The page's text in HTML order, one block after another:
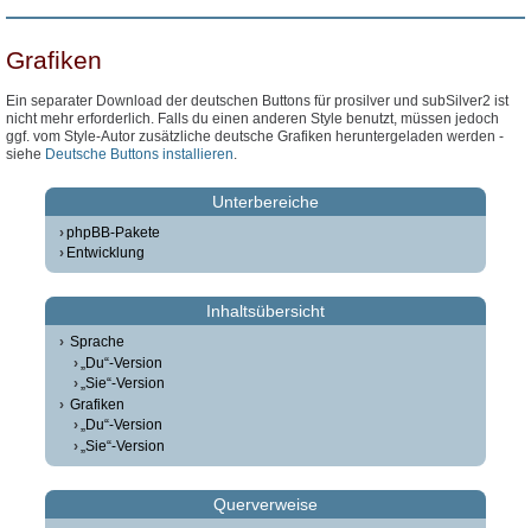
Grafiken
Ein separater Download der deutschen Buttons für prosilver und subSilver2 ist
nicht mehr erforderlich. Falls du einen anderen Style benutzt, müssen jedoch
ggf. vom Style-Autor zusätzliche deutsche Grafiken heruntergeladen werden -
siehe Deutsche Buttons installieren.
Unterbereiche
phpBB-Pakete
Entwicklung
Inhaltsübersicht
Sprache
„Du“-Version
„Sie“-Version
Grafiken
„Du“-Version
„Sie“-Version
Querverweise